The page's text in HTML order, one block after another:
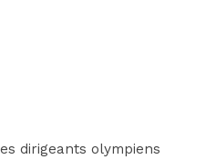
dirigeants olympiens